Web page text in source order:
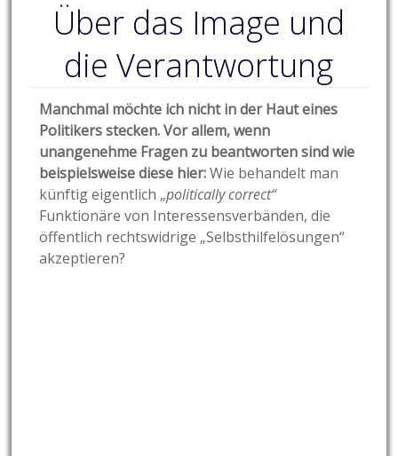
Über das Image und
die Verantwortung
Manchmal möchte ich nicht in der Haut eines
Politikers stecken. Vor allem, wenn
unangenehme Fragen zu beantworten sind wie
beispielsweise diese hier:Wie behandelt man
künftig eigentlich „politically correct“
Funktionäre von Interessensverbänden, die
öffentlich rechtswidrige „Selbsthilfelösungen“
akzeptieren?